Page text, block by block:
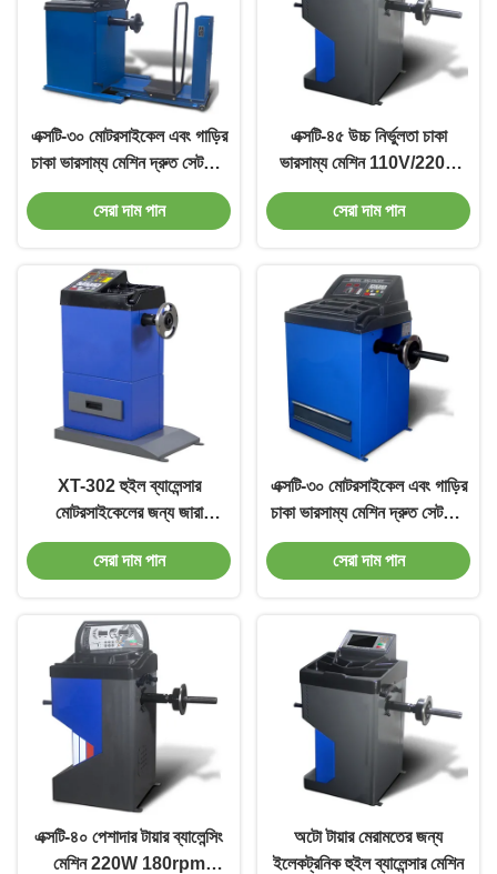
এক্সটি-৩০ মোটরসাইকেল এবং গাড়ির
চাকা ভারসাম্য মেশিন দ্রুত সেটআপ
সহ ৬-১৮ বার
সেরা দাম পান
এক্সটি-৪৫ উচ্চ নির্ভুলতা চাকা
ভারসাম্য মেশিন 110V/220V
অটোমোটিভ মেরামতের জন্য
সেরা দাম পান
XT-302 হুইল ব্যালেন্সার
মোটরসাইকেলের জন্য জারা
প্রতিরোধী
সেরা দাম পান
এক্সটি-৩০ মোটরসাইকেল এবং গাড়ির
চাকা ভারসাম্য মেশিন দ্রুত সেটআপ
সহ
সেরা দাম পান
এক্সটি-৪০ পেশাদার টায়ার ব্যালেন্সিং
মেশিন 220W 180rpm
অটো টায়ার মেরামতের জন্য
ইলেকট্রনিক হুইল ব্যালেন্সার মেশিন